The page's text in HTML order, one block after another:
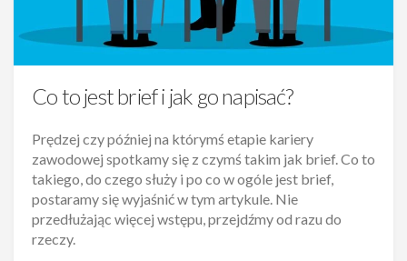
Co to jest brief i jak go napisać?
Prędzej czy później na którymś etapie kariery
zawodowej spotkamy się z czymś takim jak brief. Co to
takiego, do czego służy i po co w ogóle jest brief,
postaramy się wyjaśnić w tym artykule. Nie
przedłużając więcej wstępu, przejdźmy od razu do
rzeczy.